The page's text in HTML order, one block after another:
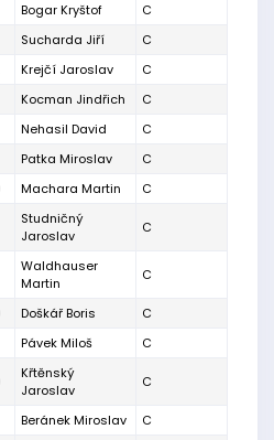
Bogar Kryštof
C
Sucharda Jiří
C
Krejčí Jaroslav
C
Kocman Jindřich
C
Nehasil David
C
Patka Miroslav
C
Machara Martin C
Studničný
Jaroslav
C
Waldhauser
Martin
C
Doškář Boris
C
Pávek Miloš C
Křtěnský
Jaroslav
C
Beránek Miroslav
C